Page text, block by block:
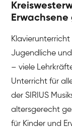
Klavierunterricht
Jugendliche
– viele
Unterricht für
der SIRIUS
altersgerecht
für Kinder und